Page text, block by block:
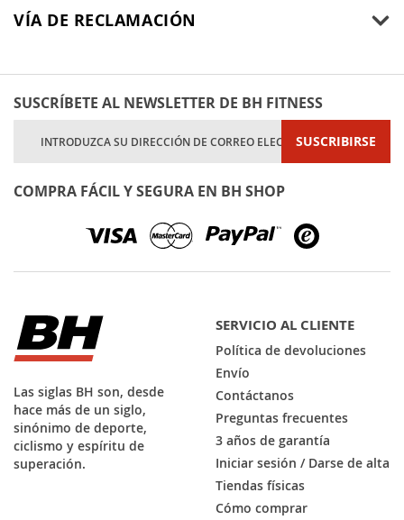
VÍA DE RECLAMACIÓN
SUSCRÍBETE AL NEWSLETTER DE BH FITNESS
boletín
de
SUSCRIBIRSE
COMPRA FÁCIL Y SEGURA EN BH SHOP
Las siglas BH son, desde
hace más de un siglo,
sinónimo de deporte,
ciclismo y espíritu de
superación.
SERVICIO AL CLIENTE
Política de devoluciones
Envío
Contáctanos
Preguntas frecuentes
3 años de garantía
Iniciar sesión / Darse de alta
Tiendas físicas
Cómo comprar